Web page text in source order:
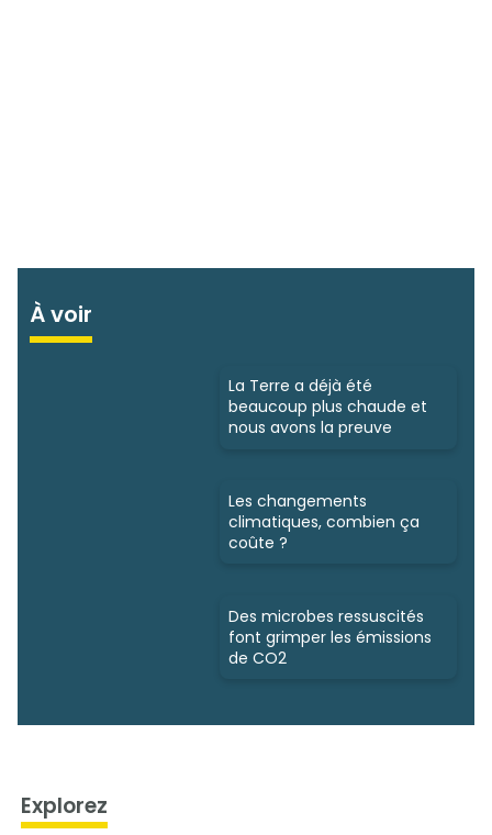
À voir
La Terre a déjà été
beaucoup plus chaude et
nous avons la preuve
Les changements
climatiques, combien ça
coûte ?
Des microbes ressuscités
font grimper les émissions
de CO2
Explorez